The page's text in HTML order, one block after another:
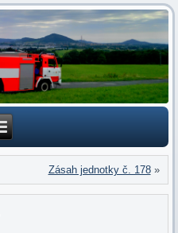
Zásah jednotky č. 178»